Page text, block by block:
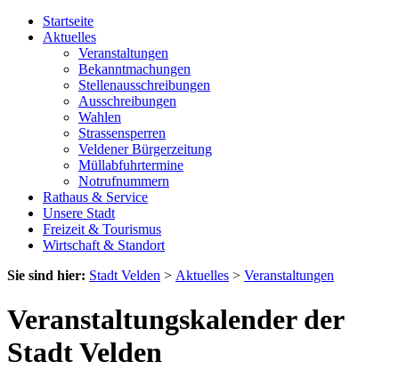
Startseite
Aktuelles
Veranstaltungen
Bekanntmachungen
Stellenausschreibungen
Ausschreibungen
Wahlen
Strassensperren
Veldener Bürgerzeitung
Müllabfuhrtermine
Notrufnummern
Rathaus & Service
Unsere Stadt
Freizeit & Tourismus
Wirtschaft & Standort
Sie sind hier: Stadt Velden > Aktuelles > Veranstaltungen
Veranstaltungskalender der
Stadt Velden